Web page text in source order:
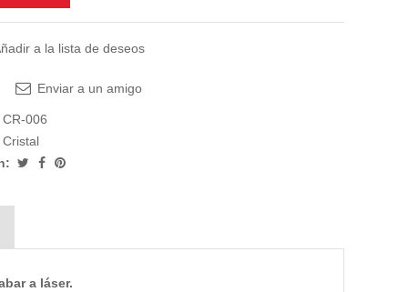
a la lista de deseos
Enviar a un amigo
CR-006
Cristal
a láser.